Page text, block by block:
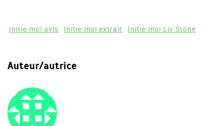
Initie-moi avis Initie-moi extrait Initie-moi Liv Stone
Auteur/autrice